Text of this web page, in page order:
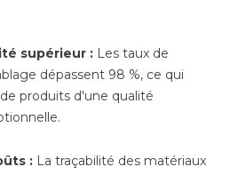
supérieur : Les taux de
dépassent 98 %, ce qui
produits d'une qualité
: La traçabilité des matériaux